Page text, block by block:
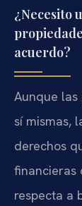
¿Necesito
acuerdo?
Aunque
sí mismas,
derechos
respecta a